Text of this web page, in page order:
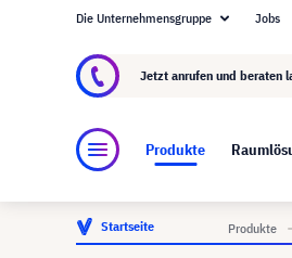
Über visunext.de
Die Unternehmensgruppe Jobs
Jetzt anrufen und beraten
Produkte
Startseite Produkte